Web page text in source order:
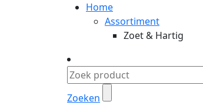
Home
Assortiment
Zoet & Hartig
Zoeken